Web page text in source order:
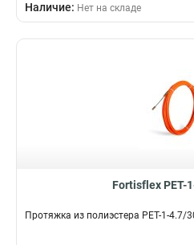
Наличие: Нет на складе
Fortisflex PET-
Протяжка из полиэстера PET-1-4.7/